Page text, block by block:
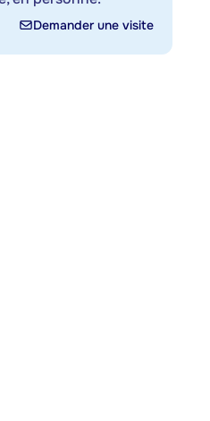
Demander une visite